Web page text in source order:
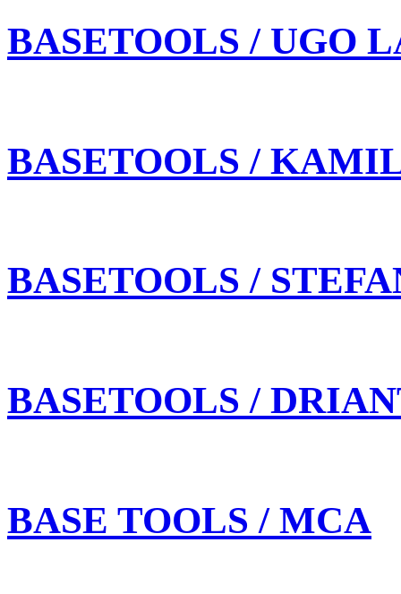
BASETOOLS / UGO
BASETOOLS /
BASETOOLS /
BASETOOLS /
BASE TOOLS / MCA